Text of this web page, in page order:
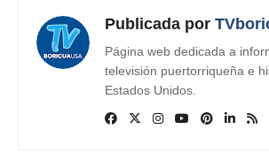
Publicada por
Página web dedicada a
televisión puertorriqueña e
Estados Unidos.